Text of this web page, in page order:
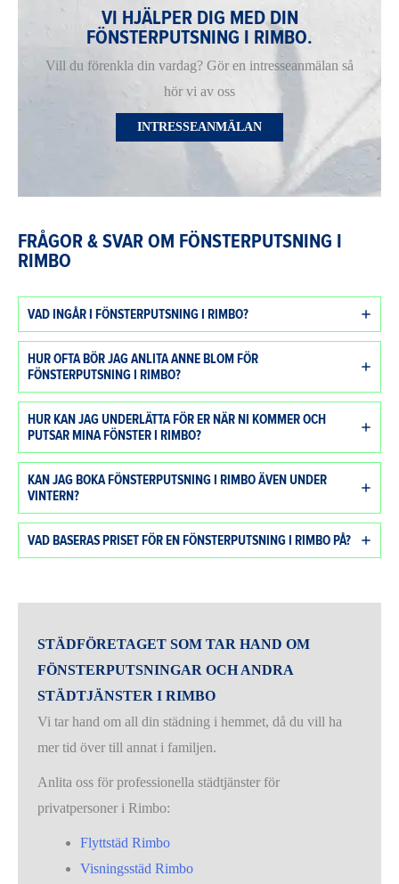
VI HJÄLPER DIG MED DIN
FÖNSTERPUTSNING I RIMBO.
Vill du förenkla din vardag? Gör en intresseanmälan så
hör vi av oss
INTRESSEANMÄLAN
FRÅGOR & SVAR OM FÖNSTERPUTSNING I
RIMBO
VAD INGÅR I FÖNSTERPUTSNING I RIMBO?
HUR OFTA BÖR JAG ANLITA ANNE BLOM FÖR
FÖNSTERPUTSNING I RIMBO?
HUR KAN JAG UNDERLÄTTA FÖR ER NÄR NI KOMMER OCH
PUTSAR MINA FÖNSTER I RIMBO?
KAN JAG BOKA FÖNSTERPUTSNING I RIMBO ÄVEN UNDER
VINTERN?
VAD BASERAS PRISET FÖR EN FÖNSTERPUTSNING I RIMBO PÅ?
STÄDFÖRETAGET SOM TAR HAND OM
FÖNSTERPUTSNINGAR OCH ANDRA
STÄDTJÄNSTER I RIMBO
Vi tar hand om all din städning i hemmet, då du vill ha
mer tid över till annat i familjen.
Anlita oss för professionella städtjänster för
privatpersoner i Rimbo:
Flyttstäd Rimbo
Visningsstäd Rimbo